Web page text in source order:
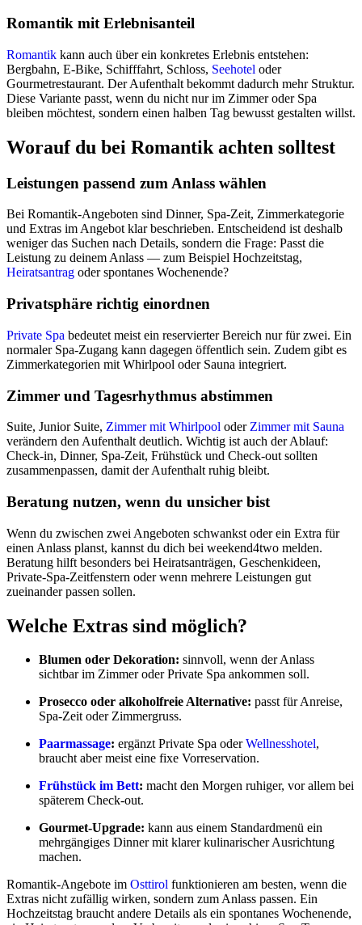
Romantik mit Erlebnisanteil
Romantik kann auch über ein konkretes Erlebnis entstehen:
Bergbahn, E-Bike, Schifffahrt, Schloss, Seehotel oder
Gourmetrestaurant. Der Aufenthalt bekommt dadurch mehr Struktur.
Diese Variante passt, wenn du nicht nur im Zimmer oder Spa
bleiben möchtest, sondern einen halben Tag bewusst gestalten willst.
Worauf du bei Romantik achten solltest
Leistungen passend zum Anlass wählen
Bei Romantik-Angeboten sind Dinner, Spa-Zeit, Zimmerkategorie
und Extras im Angebot klar beschrieben. Entscheidend ist deshalb
weniger das Suchen nach Details, sondern die Frage: Passt die
Leistung zu deinem Anlass — zum Beispiel Hochzeitstag,
Heiratsantrag oder spontanes Wochenende?
Privatsphäre richtig einordnen
Private Spa bedeutet meist ein reservierter Bereich nur für zwei. Ein
normaler Spa-Zugang kann dagegen öffentlich sein. Zudem gibt es
Zimmerkategorien mit Whirlpool oder Sauna integriert.
Zimmer und Tagesrhythmus abstimmen
Suite, Junior Suite, Zimmer mit Whirlpool oder Zimmer mit Sauna
verändern den Aufenthalt deutlich. Wichtig ist auch der Ablauf:
Check-in, Dinner, Spa-Zeit, Frühstück und Check-out sollten
zusammenpassen, damit der Aufenthalt ruhig bleibt.
Beratung nutzen, wenn du unsicher bist
Wenn du zwischen zwei Angeboten schwankst oder ein Extra für
einen Anlass planst, kannst du dich bei weekend4two melden.
Beratung hilft besonders bei Heiratsanträgen, Geschenkideen,
Private-Spa-Zeitfenstern oder wenn mehrere Leistungen gut
zueinander passen sollen.
Welche Extras sind möglich?
Blumen oder Dekoration: sinnvoll, wenn der Anlass
sichtbar im Zimmer oder Private Spa ankommen soll.
Prosecco oder alkoholfreie Alternative: passt für Anreise,
Spa-Zeit oder Zimmergruss.
Paarmassage: ergänzt Private Spa oderWellnesshotel,
braucht aber meist eine fixe Vorreservation.
Frühstück im Bett: macht den Morgen ruhiger, vor allem bei
späterem Check-out.
Gourmet-Upgrade: kann aus einem Standardmenü ein
mehrgängiges Dinner mit klarer kulinarischer Ausrichtung
machen.
Romantik-Angebote im Osttirol funktionieren am besten, wenn die
Extras nicht zufällig wirken, sondern zum Anlass passen. Ein
Hochzeitstag braucht andere Details als ein spontanes Wochenende,